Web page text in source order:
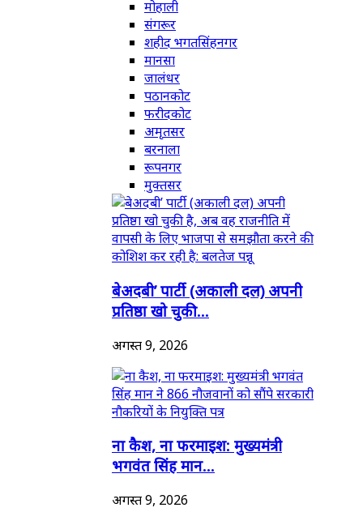
मोहाली
संगरूर
शहीद भगतसिंहनगर
मानसा
जालंधर
पठानकोट
फरीदकोट
अमृतसर
बरनाला
रूपनगर
मुक्तसर
बेअदबी’ पार्टी (अकाली दल) अपनी
प्रतिष्ठा खो चुकी...
अगस्त 9, 2026
ना कैश, ना फरमाइश: मुख्यमंत्री
भगवंत सिंह मान...
अगस्त 9, 2026